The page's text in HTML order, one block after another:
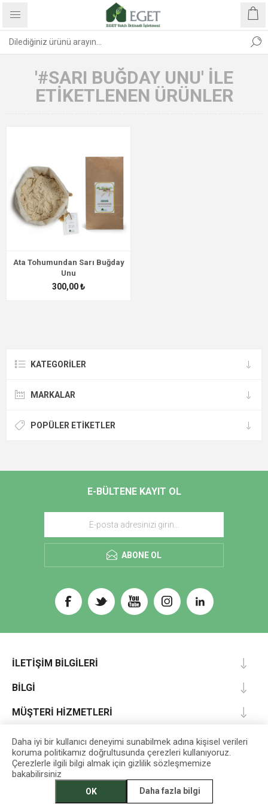
'#SARI BUĞDAY UNU' ILE
ETIKETLENEN ÜRÜNLER
Ata Tohumundan Sarı Buğday
Unu
300,00 ₺
KATEGORİLER
MARKALAR
POPÜLER ETIKETLER
E-BÜLTENE KAYIT OL
ABONE OL
İLETIŞIM BILGILERI
BILGI
MÜŞTERI HIZMETLERI
HESABIM
Designed by
darts
EGET Vakfı İktisadi İşletmesi © 2026 Tüm Hakları Saklıdır.
Daha iyi bir kullanıcı deneyimi sunabilmek adına kişisel verileri
koruma politikamız doğrultusunda çerezleri kullanıyoruz.
Çerezlerle ilgili bilgi almak için gizlilik sözleşmemize
bakabilirsiniz
OK Daha fazla bilgi